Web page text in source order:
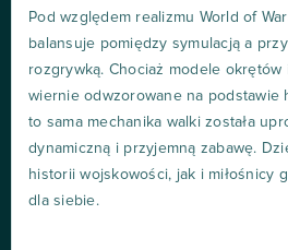
Pod względem realizmu World of
balansuje pomiędzy symulacją a
rozgrywką. Chociaż modele
wiernie odwzorowane na podstawie
to sama mechanika walki została
dynamiczną i przyjemną zabawę.
historii wojskowości, jak i miłośnicy
dla siebie.